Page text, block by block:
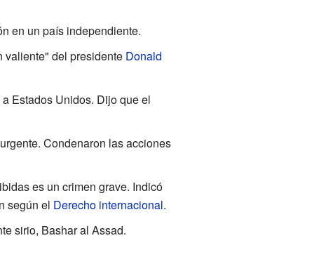
en un país independiente.
valiente" del presidente Donald
Estados Unidos. Dijo que el
Condenaron las acciones
es un crimen grave. Indicó
según el Derecho internacional.
sirio, Bashar al Assad.